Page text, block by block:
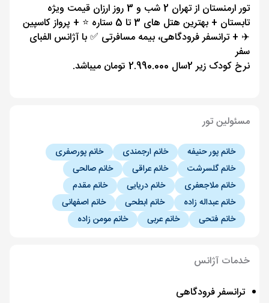
تور ارمنستان از تهران 2 شب و 3 روز ارزان قیمت ویژه
تابستان + بهترین هتل های 3 تا 5 ستاره ⭐️ + پرواز کاسپین
✈️ + ترانسفر فرودگاهی، بیمه مسافرتی ✅ با آژانس الفبای
سفر
نرخ کودک زیر 2سال 2.990.000 تومان میباشد.
مسئولین تور
خانم پور حنیفه خانم ارجمندی
خانم پورصفری
خانم گلسرشت
خانم عراقی
خانم صالحی
خانم ملاجعفری
خانم دریایی
خانم مقدم
خانم عبداله زاده
خانم ابطحی
خانم اصفهانی
خانم فتحی
خانم عربی خانم مومن زاده
خدمات آژانس
ترانسفر فرودگاهی